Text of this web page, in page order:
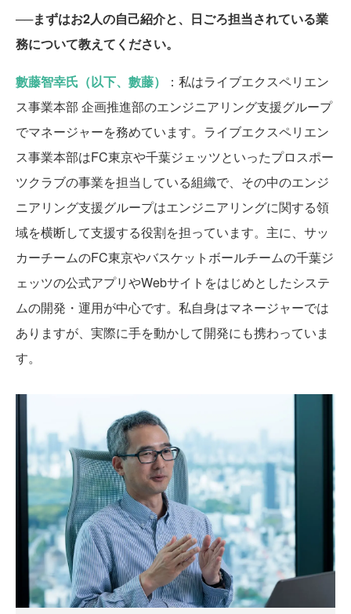
──まずはお2人の自己紹介と、日ごろ担当されている業
務について教えてください。
數藤智幸氏（以下、數藤）
：私はライブエクスペリエン
ス事業本部 企画推進部のエンジニアリング支援グループ
でマネージャーを務めています。ライブエクスペリエン
ス事業本部はFC東京や千葉ジェッツといったプロスポー
ツクラブの事業を担当している組織で、その中のエンジ
ニアリング支援グループはエンジニアリングに関する領
域を横断して支援する役割を担っています。主に、サッ
カーチームのFC東京やバスケットボールチームの千葉ジ
ェッツの公式アプリやWebサイトをはじめとしたシステ
ムの開発・運用が中心です。私自身はマネージャーでは
ありますが、実際に手を動かして開発にも携わっていま
す。